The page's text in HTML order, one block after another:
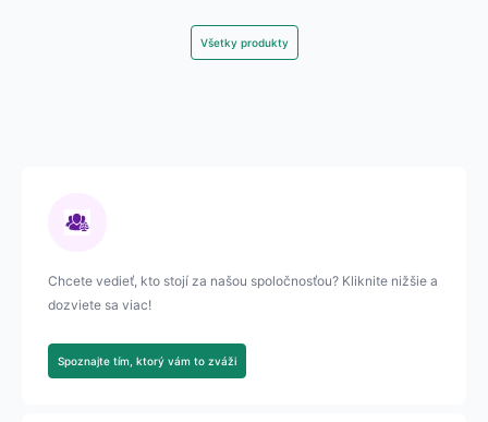
Všetky produkty
Chcete vedieť, kto stojí za našou spoločnosťou? Kliknite nižšie a
dozviete sa viac!
Spoznajte tím, ktorý vám to zváži